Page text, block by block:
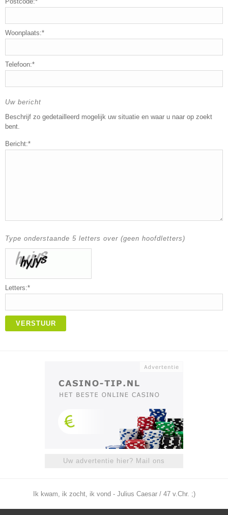
Woonplaats:*
Telefoon:*
Uw bericht
Beschrijf zo gedetailleerd mogelijk uw situatie en waar u naar op zoekt
bent.
Bericht:*
Type onderstaande 5 letters over (geen hoofdletters)
Letters:*
VERSTUUR
Uw advertentie hier? Mail ons
Ik kwam, ik zocht, ik vond - Julius Caesar / 47 v.Chr. ;)